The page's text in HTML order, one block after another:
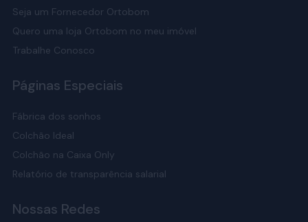
Seja um Fornecedor Ortobom
Quero uma loja Ortobom no meu imóvel
Trabalhe Conosco
Páginas Especiais
Fábrica dos sonhos
Colchão Ideal
Colchão na Caixa Only
Relatório de transparência salarial
Nossas Redes